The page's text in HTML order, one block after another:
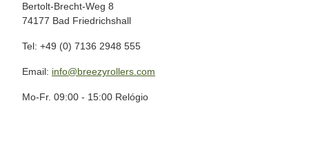
Bertolt-Brecht-Weg 8
74177 Bad Friedrichshall
Tel: +49 (0) 7136 2948 555
Email: info@breezyrollers.com
Mo-Fr. 09:00 - 15:00 Relógio